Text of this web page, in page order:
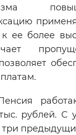
ее более
рублей. С